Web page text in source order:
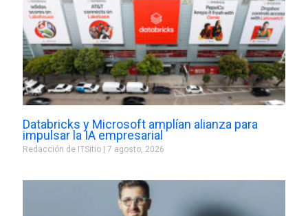
Databricks y Microsoft amplían alianza para
impulsar la IA empresarial
Redacción de ITSitio 7 agosto, 2026